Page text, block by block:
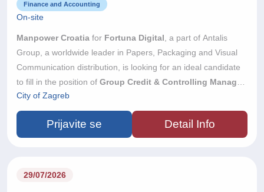
Finance and Accounting
On-site
Manpower Croatia for Fortuna Digital , a part of Antalis
Group, a worldwide leader in Papers, Packaging and Visual
Communication distribution, is looking for an ideal candidate
to fill in the position of Group Credit & Controlling Manager
(m/f).The role supports a regional group of locally operating
companies across Central and South Eastern Europe, all
wholly owned by a global international group. Working closely
with local Managing Directors, Sales and Finance teams, you
and support healthy working capital across the Group.
City of Zagreb
Prijavite se Detail Info
29/07/2026